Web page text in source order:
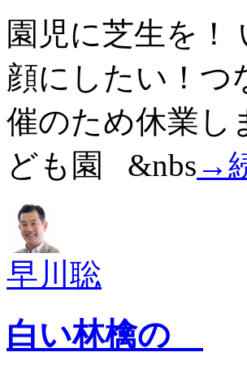
園児に芝生を！
顔にしたい！
催のため休業し
ども園 &nbs →
早川聡
白い林檎の